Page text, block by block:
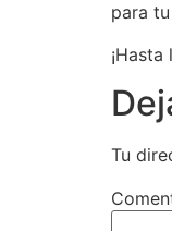
para
Tu